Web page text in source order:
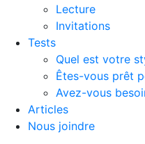
Lecture
Invitations
Tests
Quel est votre
Êtes-vous prêt
Avez-vous
Articles
Nous joindre